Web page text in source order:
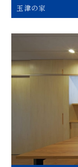
玉津の家